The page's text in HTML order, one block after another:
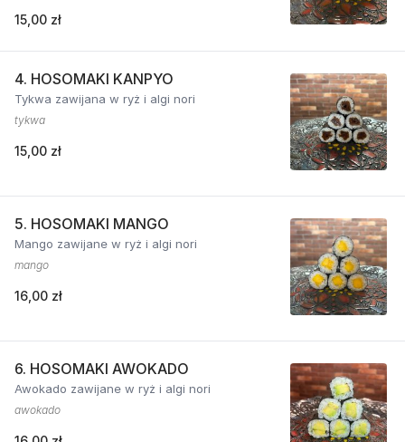
15,00 zł
4. HOSOMAKI KANPYO
Tykwa zawijana w ryż i algi nori
tykwa
15,00 zł
5. HOSOMAKI MANGO
Mango zawijane w ryż i algi nori
mango
16,00 zł
6. HOSOMAKI AWOKADO
Awokado zawijane w ryż i algi nori
awokado